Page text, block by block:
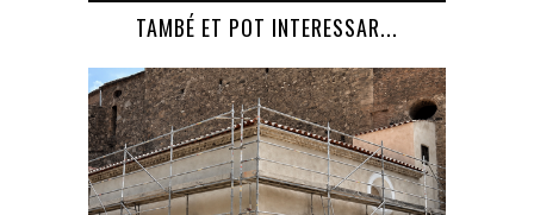
TAMBÉ ET POT INTERESSAR...